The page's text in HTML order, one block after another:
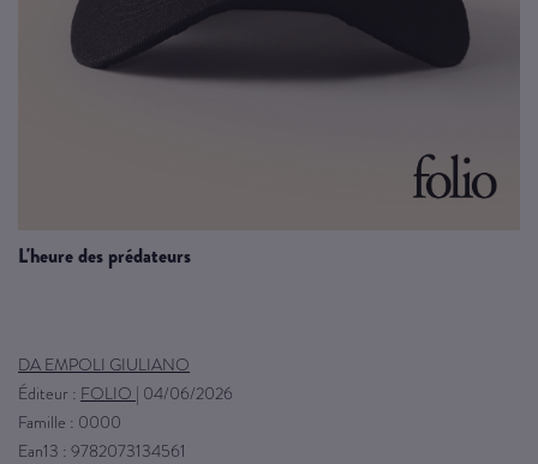
l'heure des prédateurs
DA EMPOLI GIULIANO
Éditeur : FOLIO | 04/06/2026
Famille : 0000
Ean13 : 9782073134561